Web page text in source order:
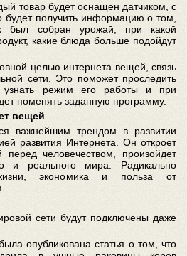
товар будет оснащен датчиком, с
получить информацию о том,
был собран урожай, при какой
какие блюда больше подойдут
целью интернета вещей, связь
сети. Это поможет проследить
режим его работы и при
поменять заданную программу.
вещей
важнейшим трендом в развитии
развития Интернета. Он откроет
перед человечеством, произойдет
и реального мира. Радикально
экономика и польза от
сети будут подключены даже
опубликована статья о том, что